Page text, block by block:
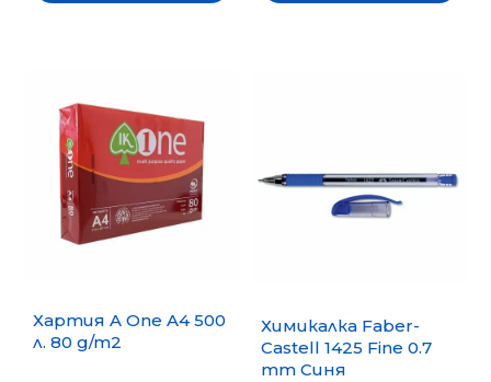
Хартия A One A4 500
л. 80 g/m2
Химикалка Faber-
Castell 1425 Fine 0.7
mm Синя